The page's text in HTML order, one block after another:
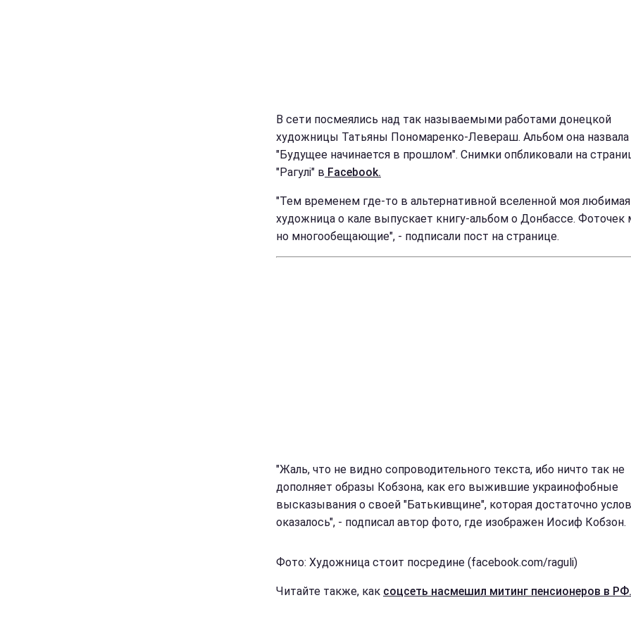
В сети посмеялись над так называемыми работами донецкой
художницы Татьяны Пономаренко-Левераш. Альбом она назвала
"Будущее начинается в прошлом". Снимки опбликовали на
"Рагулі" в Facebook.
"Тем временем где-то в альтернативной вселенной моя любимая
художница о кале выпускает книгу-альбом о Донбассе. Фоточек
но многообещающие", - подписали пост на странице.
"Жаль, что не видно сопроводительного текста, ибо ничто так не
дополняет образы Кобзона, как его выжившие украинофобные
высказывания о своей "Батькивщине", которая достаточно
оказалось", - подписал автор фото, где изображен Иосиф Кобзон.
Фото: Художница стоит посредине (facebook.com/raguli)
Читайте также, как соцсеть насмешил митинг пенсионеров в РФ.